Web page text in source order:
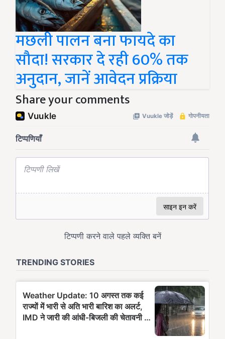
मछली पालन बना फायदे का
सौदा! सरकार दे रही 60% तक
अनुदान, जानें आवेदन प्रक्रिया
Share your comments